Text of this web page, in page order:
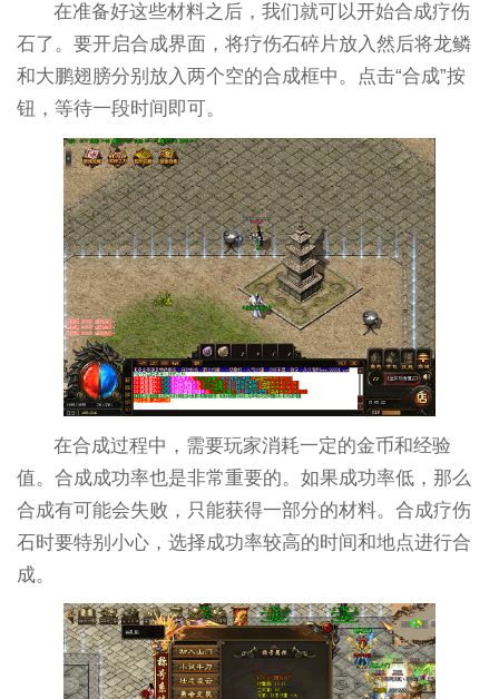
在准备好这些材料之后，我们就可以开始合成疗伤
石了。要开启合成界面，将疗伤石碎片放入然后将龙鳞
和大鹏翅膀分别放入两个空的合成框中。点击“合成”按
钮，等待一段时间即可。
在合成过程中，需要玩家消耗一定的金币和经验
值。合成成功率也是非常重要的。如果成功率低，那么
合成有可能会失败，只能获得一部分的材料。合成疗伤
石时要特别小心，选择成功率较高的时间和地点进行合
成。